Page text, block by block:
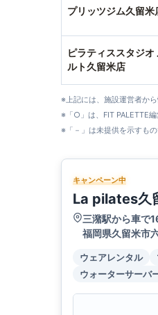
プリッツジム久留米
ピラティススタジオ
ルト久留米店
※上記には、施設運営者か
※「○」は、FIT PALETTE編
※「－」は未提供を示すも
キャンペーン中
La pilates久
三潴駅から車で
福岡県久留米市
ウェアレンタル
ウォーターサーバ